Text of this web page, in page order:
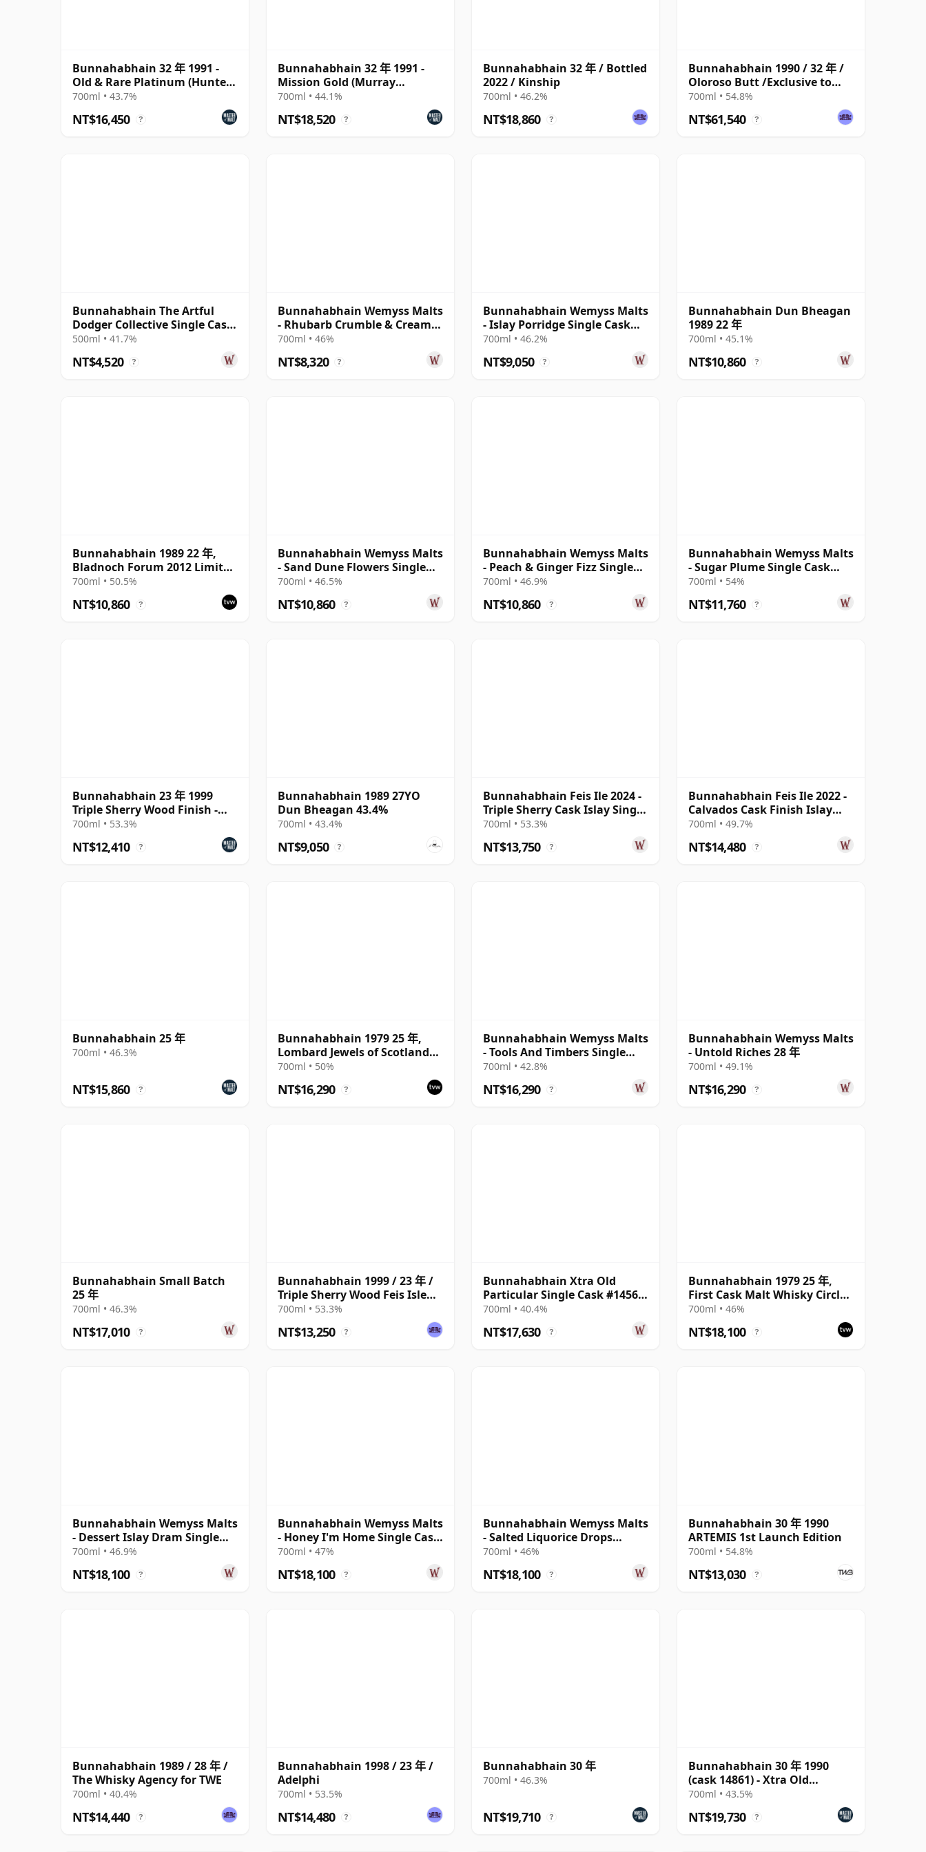
Bunnahabhain 32 年 1991 -
Old & Rare Platinum (Hunter
Laing)
700ml • 43.7%
NT$16,450 ?
Bunnahabhain 32 年 1991 -
Mission Gold (Murray
McDavid)
700ml • 44.1%
NT$18,520 ?
Bunnahabhain 32 年 / Bottled
2022 / Kinship
700ml • 46.2%
NT$18,860 ?
Bunnahabhain 1990 / 32 年 /
Oloroso Butt /Exclusive to
The Whisky Exchange
700ml • 54.8%
NT$61,540 ?
Bunnahabhain The Artful
Dodger Collective Single Cask
#3445 1995 25 年
500ml • 41.7%
NT$4,520 ?
Bunnahabhain Wemyss Malts
- Rhubarb Crumble & Cream
Single Cask 1990 28 年
700ml • 46%
NT$8,320 ?
Bunnahabhain Wemyss Malts
- Islay Porridge Single Cask
1990 28 年
700ml • 46.2%
NT$9,050 ?
Bunnahabhain Dun Bheagan
1989 22 年
700ml • 45.1%
NT$10,860 ?
Bunnahabhain 1989 22 年,
Bladnoch Forum 2012 Limited
Edition
700ml • 50.5%
NT$10,860 ?
Bunnahabhain Wemyss Malts
- Sand Dune Flowers Single
Cask 1990 28 年
700ml • 46.5%
NT$10,860 ?
Bunnahabhain Wemyss Malts
- Peach & Ginger Fizz Single
Cask 1990 28 年
700ml • 46.9%
NT$10,860 ?
Bunnahabhain Wemyss Malts
- Sugar Plume Single Cask
1997 25 年
700ml • 54%
NT$11,760 ?
Bunnahabhain 23 年 1999
Triple Sherry Wood Finish -
Feis Ile 202
700ml • 53.3%
NT$12,410 ?
Bunnahabhain 1989 27YO
Dun Bheagan 43.4%
700ml • 43.4%
NT$9,050 ?
Bunnahabhain Feis Ile 2024 -
Triple Sherry Cask Islay Single
Ma 1999 23 年
700ml • 53.3%
NT$13,750 ?
Bunnahabhain Feis Ile 2022 -
Calvados Cask Finish Islay
Single 1998 23 年
700ml • 49.7%
NT$14,480 ?
Bunnahabhain 25 年
700ml • 46.3%
NT$15,860 ?
Bunnahabhain 1979 25 年,
Lombard Jewels of Scotland
2004 Bottling with Tube
700ml • 50%
NT$16,290 ?
Bunnahabhain Wemyss Malts
- Tools And Timbers Single
Cask 1987 31 年
700ml • 42.8%
NT$16,290 ?
Bunnahabhain Wemyss Malts
- Untold Riches 28 年
700ml • 49.1%
NT$16,290 ?
Bunnahabhain Small Batch
25 年
700ml • 46.3%
NT$17,010 ?
Bunnahabhain 1999 / 23 年 /
Triple Sherry Wood Feis Isle
2024
700ml • 53.3%
NT$13,250 ?
Bunnahabhain Xtra Old
Particular Single Cask #14565
1990 30 年
700ml • 40.4%
NT$17,630 ?
Bunnahabhain 1979 25 年,
First Cask Malt Whisky Circle,
Cask 11889
700ml • 46%
NT$18,100 ?
Bunnahabhain Wemyss Malts
- Dessert Islay Dram Single
Cask 1988 30 年
700ml • 46.9%
NT$18,100 ?
Bunnahabhain Wemyss Malts
- Honey I'm Home Single Cask
1988 30 年
700ml • 47%
NT$18,100 ?
Bunnahabhain Wemyss Malts
- Salted Liquorice Drops
Single Cask 1988 30 年
700ml • 46%
NT$18,100 ?
Bunnahabhain 30 年 1990
ARTEMIS 1st Launch Edition
700ml • 54.8%
NT$13,030 ?
Bunnahabhain 1989 / 28 年 /
The Whisky Agency for TWE
700ml • 40.4%
NT$14,440 ?
Bunnahabhain 1998 / 23 年 /
Adelphi
700ml • 53.5%
NT$14,480 ?
Bunnahabhain 30 年
700ml • 46.3%
NT$19,710 ?
Bunnahabhain 30 年 1990
(cask 14861) - Xtra Old
Particular The B
700ml • 43.5%
NT$19,730 ?